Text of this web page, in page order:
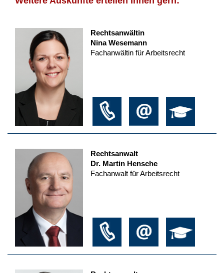
Rechtsanwältin
Nina Wesemann
Fachanwältin für Arbeitsrecht
Rechtsanwalt
Dr. Martin Hensche
Fachanwalt für Arbeitsrecht